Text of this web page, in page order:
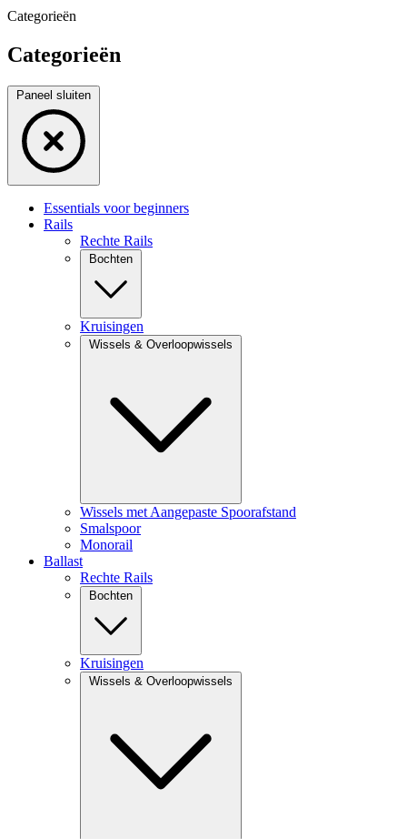
Categorieën
Categorieën
Paneel sluiten
Essentials voor beginners
Rails
Rechte Rails
Bochten
Kruisingen
Wissels & Overloopwissels
Wissels met Aangepaste Spoorafstand
Smalspoor
Monorail
Ballast
Rechte Rails
Bochten
Kruisingen
Wissels & Overloopwissels